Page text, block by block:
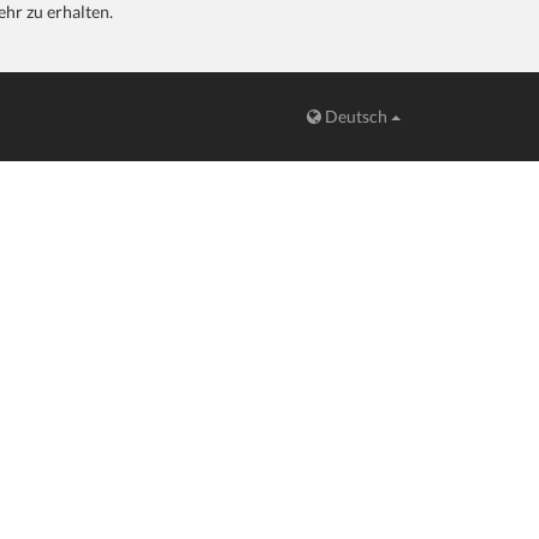
zu erhalten.
Deutsch